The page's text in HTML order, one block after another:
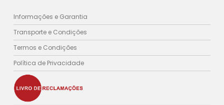
Informações e Garantia
Transporte e Condições
Termos e Condições
Política de Privacidade